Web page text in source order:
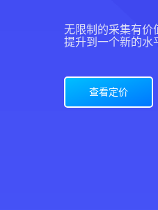
无限制的采集有价
提升到一个新的水
查看定价